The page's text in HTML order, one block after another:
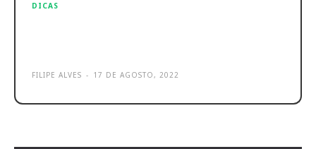
DICAS
FILIPE ALVES - 17 DE AGOSTO, 2022